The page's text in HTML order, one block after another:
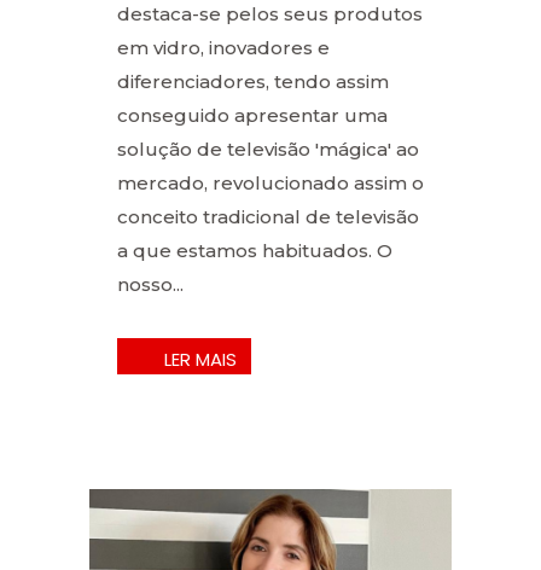
destaca-se pelos seus produtos
em vidro, inovadores e
diferenciadores, tendo assim
conseguido apresentar uma
solução de televisão 'mágica' ao
mercado, revolucionado assim o
conceito tradicional de televisão
a que estamos habituados. O
nosso...